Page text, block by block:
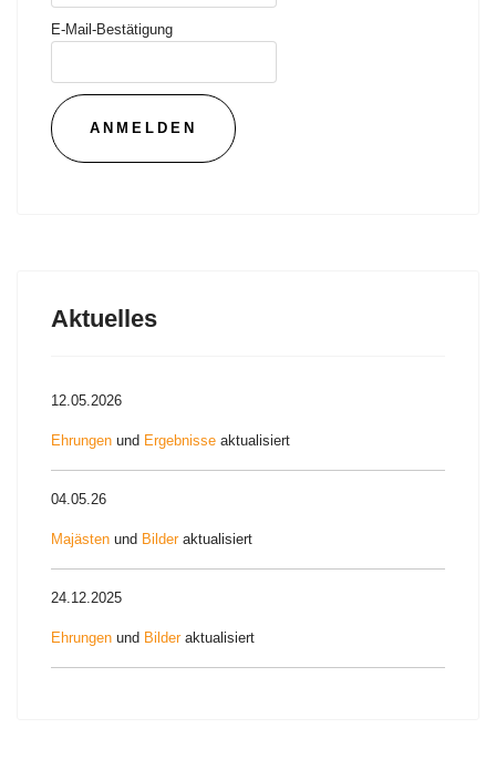
E-Mail-Bestätigung
Aktuelles
12.05.2026
Ehrungen und Ergebnisse aktualisiert
04.05.26
Majästen und Bilderaktualisiert
24.12.2025
Ehrungen und Bilderaktualisiert